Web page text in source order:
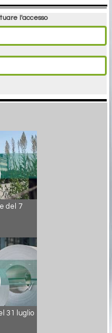
l'accesso
del 7
31 luglio